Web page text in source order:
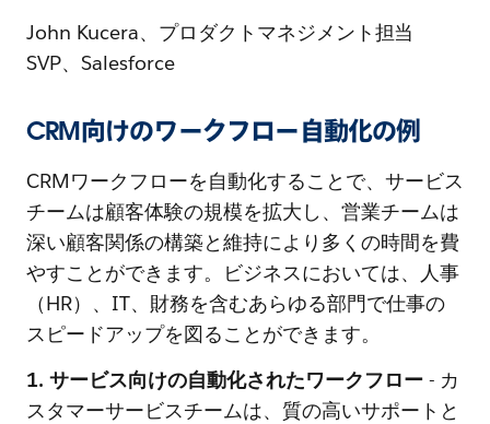
John Kucera、プロダクトマネジメント担当
SVP、Salesforce
CRM向けのワークフロー自動化の例
CRMワークフローを自動化することで、サービス
チームは顧客体験の規模を拡大し、営業チームは
深い顧客関係の構築と維持により多くの時間を費
やすことができます。ビジネスにおいては、人事
（HR）、IT、財務を含むあらゆる部門で仕事の
スピードアップを図ることができます。
1. サービス向けの自動化されたワークフロー- カ
スタマーサービスチームは、質の高いサポートと